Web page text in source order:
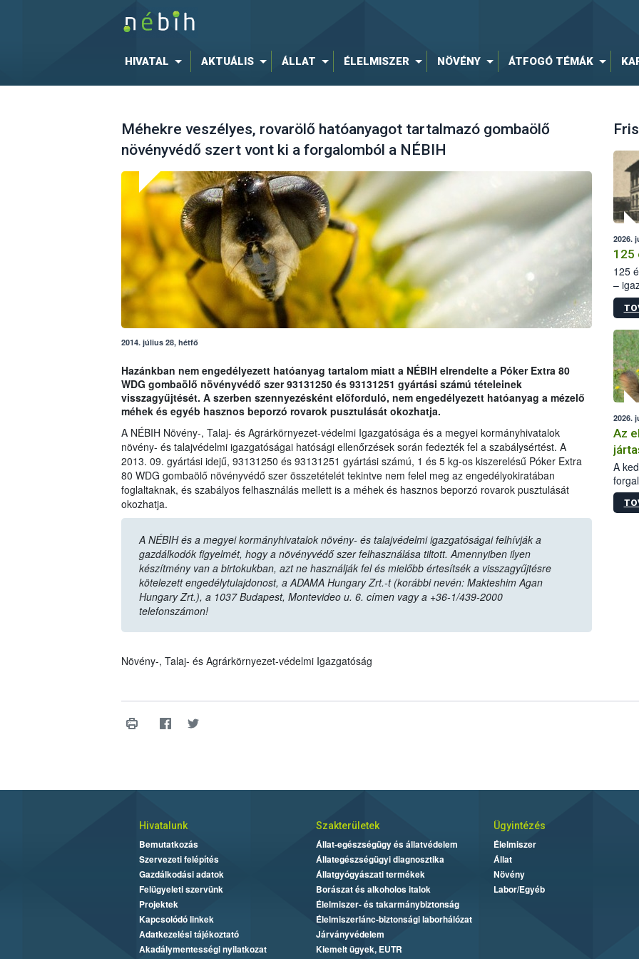
HIVATAL AKTUÁLIS ÁLLAT ÉLELMISZER NÖVÉNY ÁTFOGÓ TÉMÁK
Méhekre veszélyes, rovarölő hatóanyagot tartalmazó gombaölő
növényvédő szert vont ki a forgalomból a NÉBIH
2014. július 28, hétfő
Hazánkban nem engedélyezett hatóanyag tartalom miatt a NÉBIH elrendelte a Póker Extra 80
WDG gombaölő növényvédő szer 93131250 és 93131251 gyártási számú tételeinek
visszagyűjtését. A szerben szennyezésként előforduló, nem engedélyezett hatóanyag a mézelő
méhek és egyéb hasznos beporzó rovarok pusztulását okozhatja.
A NÉBIH Növény-, Talaj- és Agrárkörnyezet-védelmi Igazgatósága és a megyei kormányhivatalok
növény- és talajvédelmi igazgatóságai hatósági ellenőrzések során fedezték fel a szabálysértést. A
2013. 09. gyártási idejű, 93131250 és 93131251 gyártási számú, 1 és 5 kg-os kiszerelésű Póker Extra
80 WDG gombaölő növényvédő szer összetételét tekintve nem felel meg az engedélyokiratában
foglaltaknak, és szabályos felhasználás mellett is a méhek és hasznos beporzó rovarok pusztulását
okozhatja.
A NÉBIH és a megyei kormányhivatalok növény- és talajvédelmi igazgatóságai felhívják a
gazdálkodók figyelmét, hogy a növényvédő szer felhasználása tiltott. Amennyiben ilyen
készítmény van a birtokukban, azt ne használják fel és mielőbb értesítsék a visszagyűjtésre
kötelezett engedélytulajdonost, a ADAMA Hungary Zrt.-t (korábbi nevén: Makteshim Agan
Hungary Zrt.), a 1037 Budapest, Montevideo u. 6. címen vagy a +36-1/439-2000
telefonszámon!
Növény-, Talaj- és Agrárkörnyezet-védelmi Igazgatóság
2026.
125
125
–
15.
2026.
Az
A
Hivatalunk
Bemutatkozás
Szervezeti felépítés
Gazdálkodási adatok
Felügyeleti szervünk
Projektek
Kapcsolódó linkek
Adatkezelési tájékoztató
Akadálymentességi nyilatkozat
Szakterületek
Állat-egészségügy és állatvédelem
Állategészségügyi diagnosztika
Állatgyógyászati termékek
Borászat és alkoholos italok
Élelmiszer- és takarmánybiztonság
Élelmiszerlánc-biztonsági laborhálózat
Járványvédelem
Kiemelt ügyek, EUTR
Ügyintézés
Élelmiszer
Állat
Növény
Labor/Egyéb